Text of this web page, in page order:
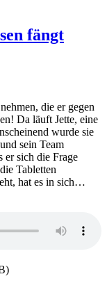
fängt
die er gegen
Da läuft Jette, eine
wurde sie
sein Team
er sich die Frage
Tabletten
hat es in sich…